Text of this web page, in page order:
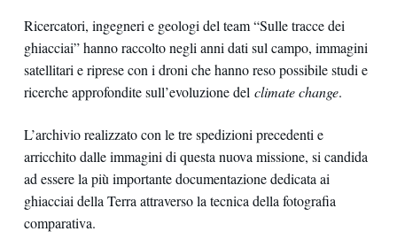
Ricercatori, ingegneri e geologi del team “Sulle tracce dei
ghiacciai” hanno raccolto negli anni dati sul campo, immagini
satellitari e riprese con i droni che hanno reso possibile studi e
ricerche approfondite sull’evoluzione del climate change.
L’archivio realizzato con le tre spedizioni precedenti e
arricchito dalle immagini di questa nuova missione, si candida
ad essere la più importante documentazione dedicata ai
ghiacciai della Terra attraverso la tecnica della fotografia
comparativa.